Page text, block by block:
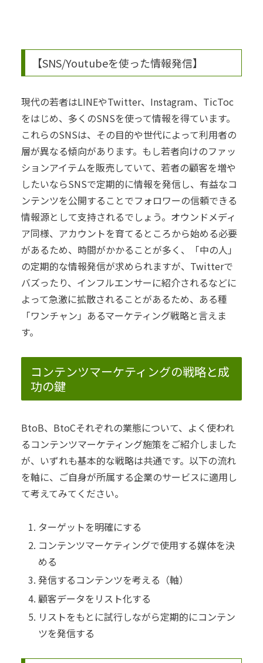
【SNS/Youtubeを使った情報発信】
現代の若者はLINEやTwitter、Instagram、TicToc
をはじめ、多くのSNSを使って情報を得ています。
これらのSNSは、その目的や世代によって利用者の
層が異なる傾向があります。 もし若者向けのファッ
ションアイテムを販売していて、若者の顧客を増や
したいならSNSで定期的に情報を発信し、有益なコ
ンテンツを公開することでフォロワーの信頼できる
情報源として支持されるでしょう。オウンドメディ
ア同様、アカウントを育てるところから始める必要
があるため、時間がかかることが多く、「中の人」
の定期的な情報発信が求められますが、Twitterで
バズったり、インフルエンサーに紹介されるなどに
よって急激に拡散されることがあるため、ある種
「ワンチャン」あるマーケティング戦略と言えま
す。
コンテンツマーケティングの戦略と成
功の鍵
BtoB、BtoCそれぞれの業態について、よく使われ
るコンテンツマーケティング施策をご紹介しました
が、いずれも基本的な戦略は共通です。 以下の流れ
を軸に、ご自身が所属する企業のサービスに適用し
て考えてみてください。
ターゲットを明確にする
コンテンツマーケティングで使用する媒体を決
める
発信するコンテンツを考える（軸）
顧客データをリスト化する
リストをもとに試行しながら定期的にコンテン
ツを発信する